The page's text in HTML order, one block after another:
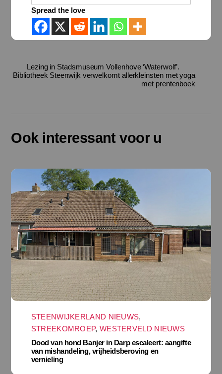
Spread the love
Lezing in Stadsmuseum Vollenhove ‘Waterwolf’.
Bibliotheek Steenwijk verwelkomt allerkleinsten met yoga
met prentenboek
Ook interessant voor u
STEENWIJKERLAND NIEUWS,
STREEKOMROEP, WESTERVELD NIEUWS
Dood van hond Banjer in Darp escaleert: aangifte
van mishandeling, vrijheidsberoving en
vernieling